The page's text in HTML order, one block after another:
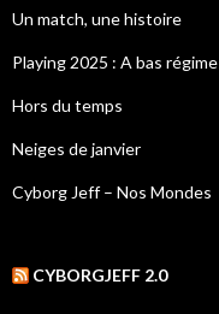
Un match, une histoire
Playing 2025 : A bas régime
Hors du temps
Neiges de janvier
Cyborg Jeff – Nos Mondes
CYBORGJEFF 2.0